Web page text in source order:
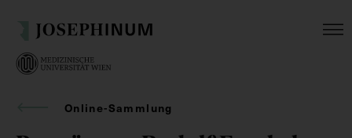
Online-Sammlung